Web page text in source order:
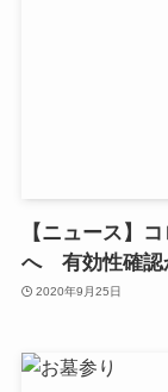
【ニュース】
へ 有効性確認
2020年9月25日